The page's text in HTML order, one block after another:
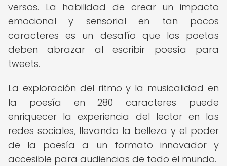
versos. La habilidad de crear un impacto
emocional y sensorial en tan pocos
caracteres es un desafío que los poetas
deben abrazar al escribir poesía para
tweets.
La exploración del ritmo y la musicalidad en
la poesía en 280 caracteres puede
enriquecer la experiencia del lector en las
redes sociales, llevando la belleza y el poder
de la poesía a un formato innovador y
accesible para audiencias de todo el mundo.